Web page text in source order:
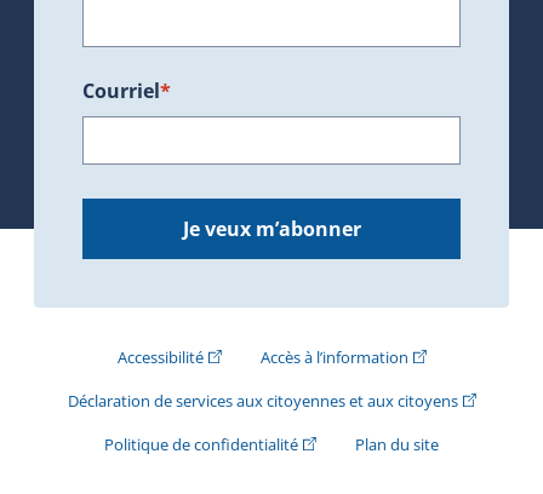
Courriel*
Je veux m’abonner
Accessibilité(Cet hyperlien externe s'ouvrira dans une
Accès à l’information(Cet hyperlien
Déclaration de services aux citoyennes et aux citoyens(Cet
Politique de confidentialité(Cet hyperlien externe s'ouvrira
Plan du site